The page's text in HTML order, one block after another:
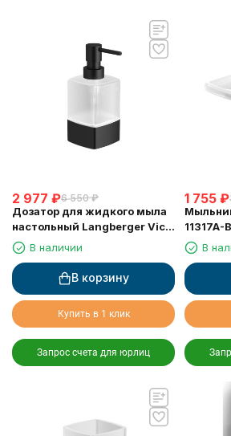
2 977 ₽6 550 ₽
Дозатор для жидкого мыла
настольный Langberger Vico
Black Edition 11323A-BP
чёрный
В наличии
В корзину
Купить в 1 клик
Запрос счета для юрлиц
1 755 ₽
11317A-
Black
В